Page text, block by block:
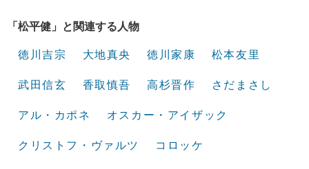
「松平健」と関連する人物
徳川吉宗 大地真央 徳川家康 松本友里
武田信玄 香取慎吾 高杉晋作 さだまさし
アル・カポネ オスカー・アイザック
クリストフ・ヴァルツ コロッケ